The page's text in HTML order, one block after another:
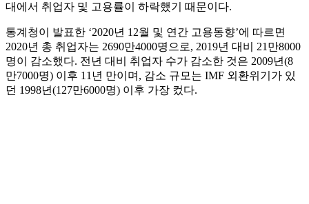
대에서 취업자 및 고용률이 하락했기 때문이다.
통계청이 발표한 ‘2020년 12월 및 연간 고용동향’에 따르면
2020년 총 취업자는 2690만4000명으로, 2019년 대비 21만8000
명이 감소했다. 전년 대비 취업자 수가 감소한 것은 2009년(8
만7000명) 이후 11년 만이며, 감소 규모는 IMF 외환위기가 있
던 1998년(127만6000명) 이후 가장 컸다.